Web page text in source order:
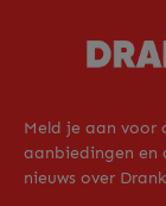
Meld je aan voor
aanbiedingen en
nieuws over